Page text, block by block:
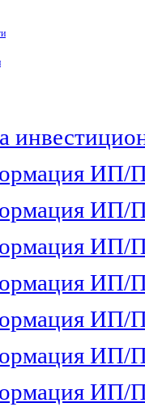
ИП/
ИП/
ИП/
ИП/
ИП/
ИП/
ИП/